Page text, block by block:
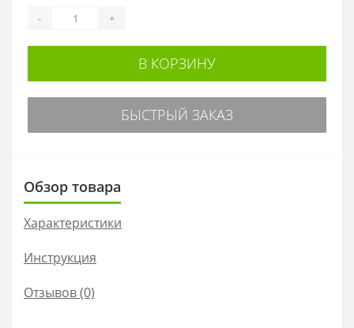
- +
В КОРЗИНУ
БЫСТРЫЙ ЗАКАЗ
Обзор товара
Характеристики
Инструкция
Отзывов (0)